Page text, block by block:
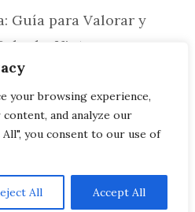
your browsing experience,
and analyze our
you consent to our use of
All Accept All
Guía para Valorar y
Vintage
Marcas de Ositos
con la
DE PRIVACIDAD, COOKIES